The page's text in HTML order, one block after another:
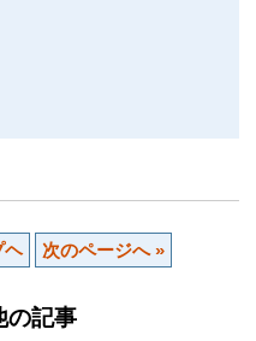
ヘ 次のページへ »
の記事